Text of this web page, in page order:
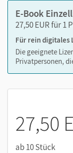
Digitale
QR-/
interaktiven
inklusive
Überprüfung
Interaktive
E-Book
27,50 EUR für 1
Für rein digitales
Die geeignete
Privatpersonen,
27,50
ab 10 Stück